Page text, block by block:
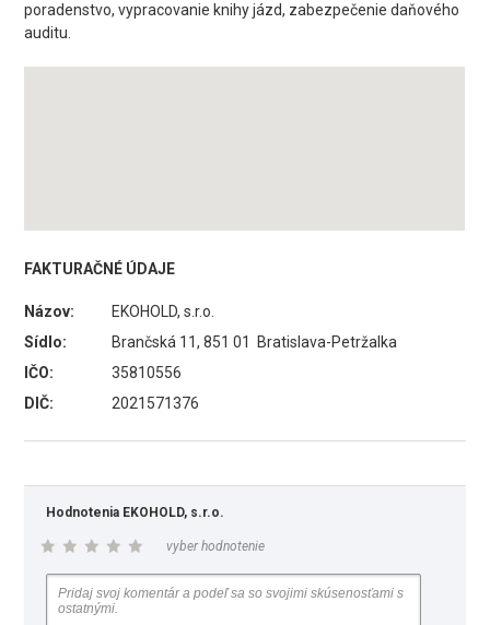
poradenstvo, vypracovanie knihy jázd, zabezpečenie daňového
auditu.
FAKTURAČNÉ ÚDAJE
Názov:
EKOHOLD, s.r.o.
Sídlo:
Brančská 11, 851 01 Bratislava-Petržalka
IČO:
35810556
DIČ:
2021571376
Hodnotenia EKOHOLD, s.r.o.
vyber hodnotenie